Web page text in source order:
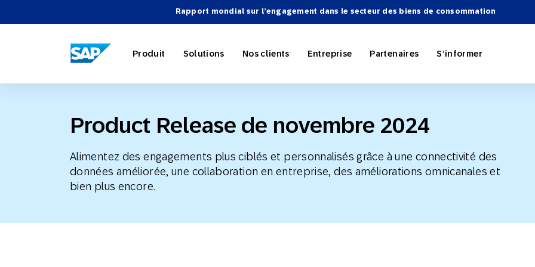
Rapport mondial sur l’engagement dans le secteur des biens de consommation
SAP ENGAGEMENT CLOUD
Produit
Marketing IA Personnalisation
Automatisation du marketing
Solutions
Retail E-commerce
Voyage et l’hôtellerie
Nos clients Entreprise
À propos de SAP Engagement
Cloud
Nous contacter
Partenaires
Répertoire partenaires Devenez partenaire
Intégrations publicitaires
S’informer
Aperçu Rapports et eBooks
Product Release de novembre 2024
Alimentez des engagements plus ciblés et personnalisés grâce à une connectivité des
données améliorée, une collaboration en entreprise, des améliorations omnicanales et
bien plus encore.